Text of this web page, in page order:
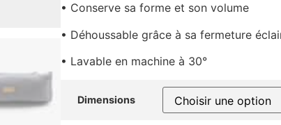
• Conserve sa forme et son volume
• Déhoussable grâce à sa fermeture
• Lavable en machine à 30°
• Disponible en 3 tailles
Dimensions